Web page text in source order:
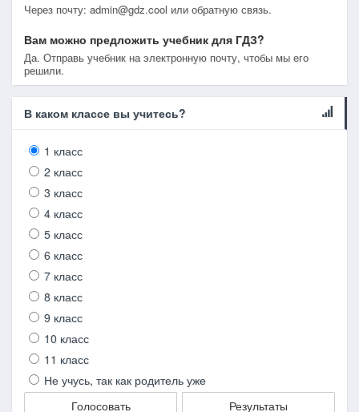
Через почту: admin@gdz.cool или обратную связь.
Вам можно предложить учебник для ГДЗ?
Да. Отправь учебник на электронную почту, чтобы мы его
решили.
В каком классе вы учитесь?
1 класс
2 класс
3 класс
4 класс
5 класс
6 класс
7 класс
8 класс
9 класс
10 класс
11 класс
Не учусь, так как родитель уже
Голосовать
Результаты